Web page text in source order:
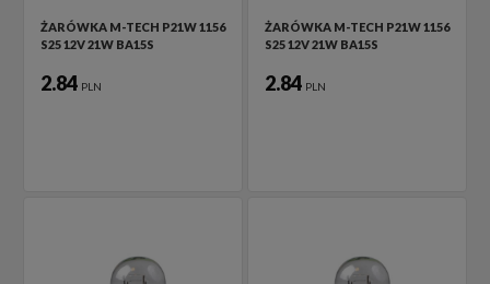
ŻARÓWKA M-TECH P21W 1156
S25 12V 21W BA15S
2.84 PLN
ŻARÓWKA M-TECH P21W 1156
S25 12V 21W BA15S
2.84 PLN